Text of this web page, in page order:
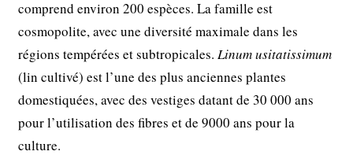
comprend environ 200 espèces. La famille est
cosmopolite, avec une diversité maximale dans les
régions tempérées et subtropicales.Linum usitatissimum
(lin cultivé) est l’une des plus anciennes plantes
domestiquées, avec des vestiges datant de 30 000 ans
pour l’utilisation des fibres et de 9000 ans pour la
culture.